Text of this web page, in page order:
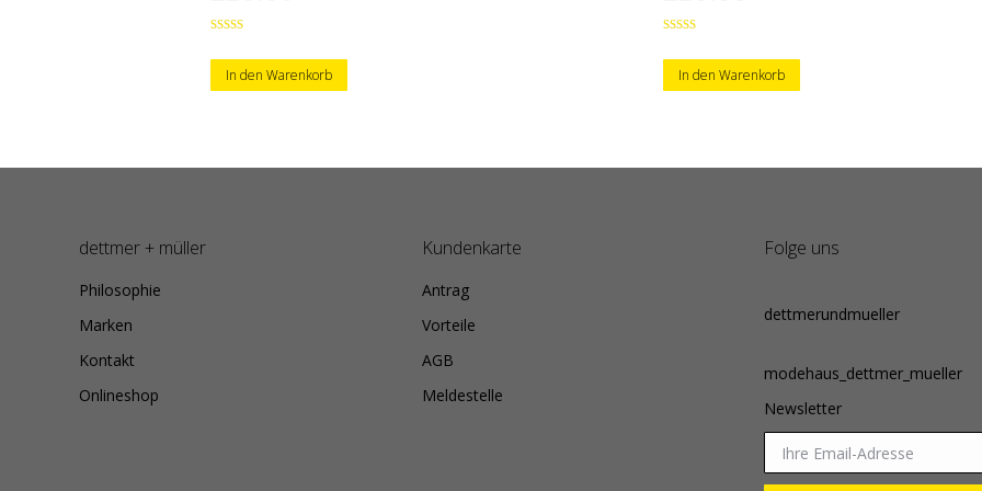
5.00von 5
In den Warenkorb
mit4.50
von 5In den Warenkorb
dettmer + müller
Philosophie
Marken
Kontakt
Onlineshop
Kundenkarte
Antrag
Vorteile
AGB
Meldestelle
Folge uns
dettmerundmueller
modehaus_dettmer_mueller
Newsletter